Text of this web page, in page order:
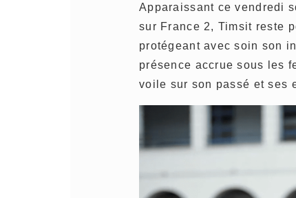
Apparaissant ce vendredi
sur France 2, Timsit reste
protégeant avec soin son
présence accrue sous les
voile sur son passé et ses